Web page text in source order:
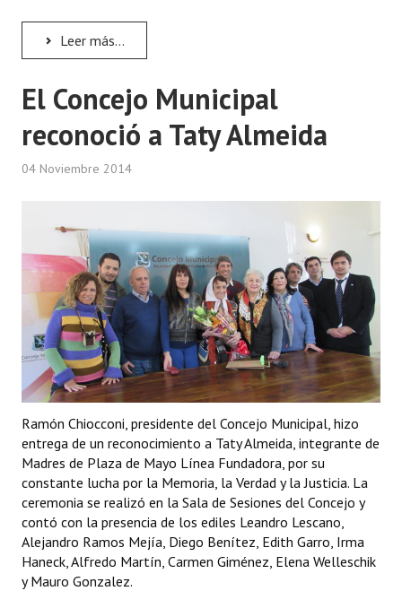
Leer más...
El Concejo Municipal
reconoció a Taty Almeida
04 Noviembre 2014
Ramón Chiocconi, presidente del Concejo Municipal, hizo
entrega de un reconocimiento a Taty Almeida, integrante de
Madres de Plaza de Mayo Línea Fundadora, por su
constante lucha por la Memoria, la Verdad y la Justicia. La
ceremonia se realizó en la Sala de Sesiones del Concejo y
contó con la presencia de los ediles Leandro Lescano,
Alejandro Ramos Mejía, Diego Benítez, Edith Garro, Irma
Haneck, Alfredo Martín, Carmen Giménez, Elena Welleschik
y Mauro Gonzalez.